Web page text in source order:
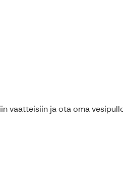
vaatteisiin ja ota oma